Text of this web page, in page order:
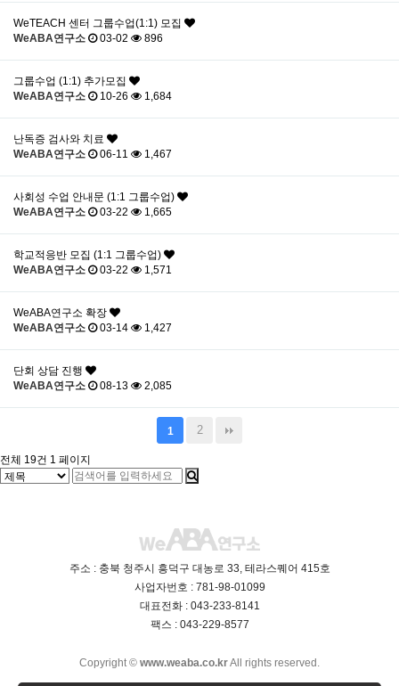
WeTEACH 센터 그룹수업(1:1) 모집
WeABA연구소
03-02 896
그룹수업 (1:1) 추가모집
WeABA연구소
10-26 1,684
난독증 검사와 치료
WeABA연구소
06-11 1,467
사회성 수업 안내문 (1:1 그룹수업)
WeABA연구소
03-22 1,665
학교적응반 모집 (1:1 그룹수업)
WeABA연구소
03-22 1,571
WeABA연구소 확장
WeABA연구소
03-14 1,427
단회 상담 진행
WeABA연구소
08-13 2,085
1 2
전체 19건 1 페이지
주소 : 충북 청주시 흥덕구 대농로 33, 테라스퀘어 415호
사업자번호 : 781-98-01099
대표전화 : 043-233-8141
팩스 : 043-229-8577
Copyright © www.weaba.co.krAll rights reserved.